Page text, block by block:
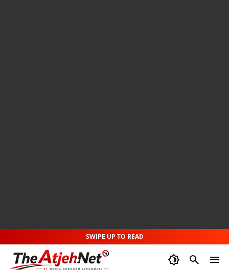
SWIPE UP TO READ